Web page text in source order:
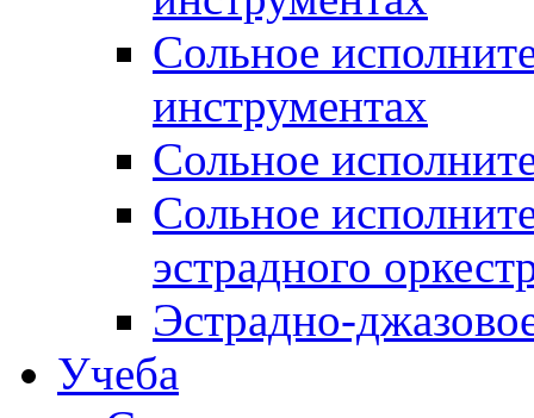
Сольное
инструментах
Сольное
Сольное
эстрадного
Эстрадно-
Учеба